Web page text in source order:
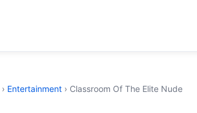
› Entertainment › Classroom Of The Elite Nude